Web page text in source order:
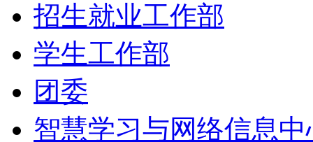
招生就业工作部
学生工作部
团委
智慧学习与网络信息中